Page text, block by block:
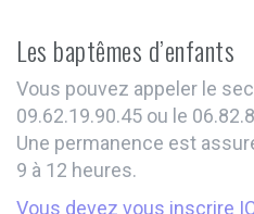
Les baptêmes d’enfants
Vous pouvez appeler le
09.62.19.90.45 ou le
Une permanence est
9 à 12 heures.
Vous devez vous inscrire